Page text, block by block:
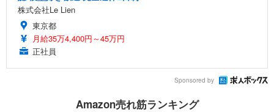
株式会社Le Lien
東京都
月給35万4,400円～45万円
正社員
Sponsored by
Amazon売れ筋ランキング